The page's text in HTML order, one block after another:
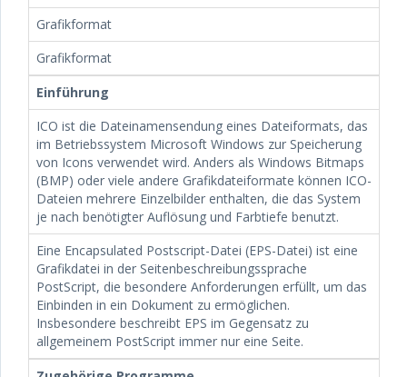
Grafikformat
Grafikformat
Einführung
ICO ist die Dateinamensendung eines Dateiformats, das
im Betriebssystem Microsoft Windows zur Speicherung
von Icons verwendet wird. Anders als Windows Bitmaps
(BMP) oder viele andere Grafikdateiformate können ICO-
Dateien mehrere Einzelbilder enthalten, die das System
je nach benötigter Auflösung und Farbtiefe benutzt.
Eine Encapsulated Postscript-Datei (EPS-Datei) ist eine
Grafikdatei in der Seitenbeschreibungssprache
PostScript, die besondere Anforderungen erfüllt, um das
Einbinden in ein Dokument zu ermöglichen.
Insbesondere beschreibt EPS im Gegensatz zu
allgemeinem PostScript immer nur eine Seite.